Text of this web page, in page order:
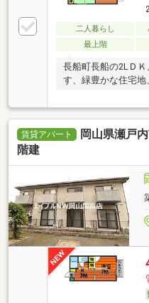
二人暮らし
最上階
長船町長船の2LＤ
す、緑豊かな住宅
賃貸アパート
岡山県瀬戸
階建